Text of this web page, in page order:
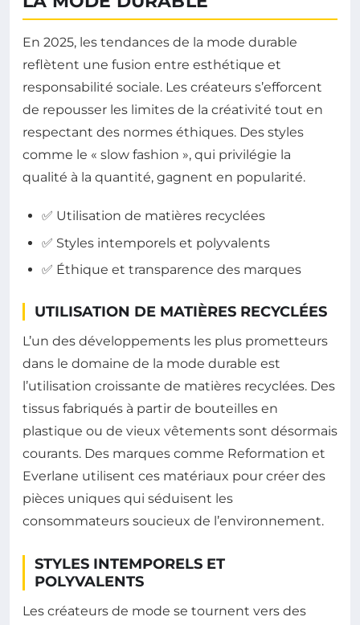
En 2025, les tendances de la mode durable
reflètent une fusion entre esthétique et
responsabilité sociale. Les créateurs s’efforcent
de repousser les limites de la créativité tout en
respectant des normes éthiques. Des styles
comme le « slow fashion », qui privilégie la
qualité à la quantité, gagnent en popularité.
✅ Utilisation de matières recyclées
✅ Styles intemporels et polyvalents
✅ Éthique et transparence des marques
UTILISATION DE MATIÈRES RECYCLÉES
L’un des développements les plus prometteurs
dans le domaine de la mode durable est
l’utilisation croissante de matières recyclées. Des
tissus fabriqués à partir de bouteilles en
plastique ou de vieux vêtements sont désormais
courants. Des marques comme Reformation et
Everlane utilisent ces matériaux pour créer des
pièces uniques qui séduisent les
consommateurs soucieux de l’environnement.
STYLES INTEMPORELS ET
POLYVALENTS
Les créateurs de mode se tournent vers des